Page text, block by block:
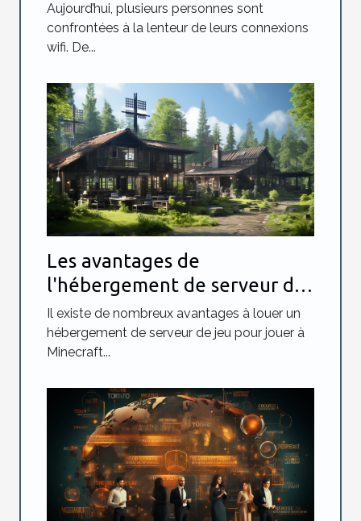
Aujourd’hui, plusieurs personnes sont
confrontées à la lenteur de leurs connexions
wifi. De...
Les avantages de
l'hébergement de serveur de
jeu Minecraft
Il existe de nombreux avantages à louer un
hébergement de serveur de jeu pour jouer à
Minecraft...